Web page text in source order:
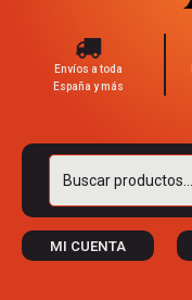
Envíos a toda
España y más
Buscar
MI CUENTA